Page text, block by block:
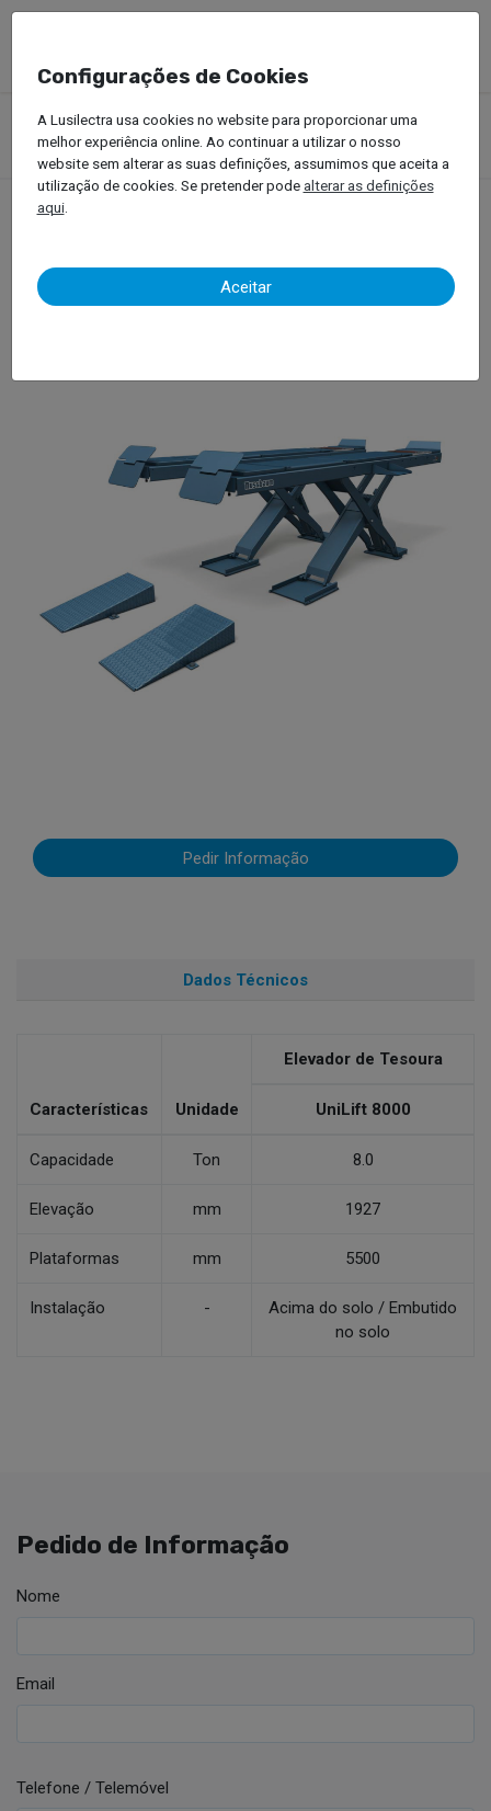
Produtos Equipamentos Oficinais
Elevadores Automóvel
Elevadores para Veículos Pesados
Elevadores – Tesoura / Pantógrafo
Nussbaum
Pedir Informação
Dados Técnicos
Características Unidade
Elevador de Tesoura
UniLift 8000
Capacidade Ton 8.0
Elevação mm 1927
Plataformas mm 5500
Instalação -
Acima do solo / Embutido
no solo
Pedido de Informação
Nome
Email
Telefone / Telemóvel
Configurações de Cookies
A Lusilectra usa cookies no website para proporcionar uma
melhor experiência online. Ao continuar a utilizar o nosso
website sem alterar as suas definições, assumimos que aceita a
utilização de cookies. Se pretender podealterar as definições
aqui.
Aceitar